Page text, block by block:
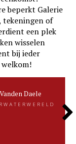
beperkt Galerie
tekeningen of
een plek
wisselen
bij ieder
Daele
Vanden Daele
Next